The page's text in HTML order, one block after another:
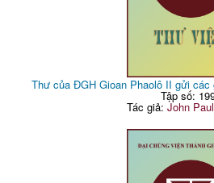
Thư của ĐGH Gioan Phaolô II gửi
Tập số:
Tác giả:John